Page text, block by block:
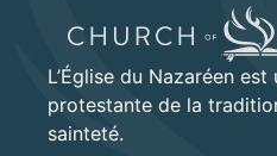
L’Église du Nazaréen
protestante de la
sainteté.